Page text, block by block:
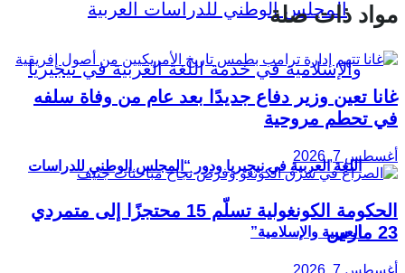
اللغة العربية في نيجيريا ودور “المجلس الوطني للدراسات
العربية والإسلامية”
مواد ذات صلة
غانا تعين وزير دفاع جديدًا بعد عام من وفاة سلفه
في تحطم مروحية
أغسطس 7, 2026
الحكومة الكونغولية تسلّم 15 محتجزًا إلى متمردي
23 مارس
أغسطس 7, 2026